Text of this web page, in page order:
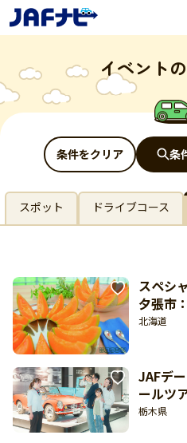
イベント
条件をクリア 条
スポット ドライブコース
スペシ
夕張市
北海道
JAFデ
ールツ
戦 モビ
栃木県